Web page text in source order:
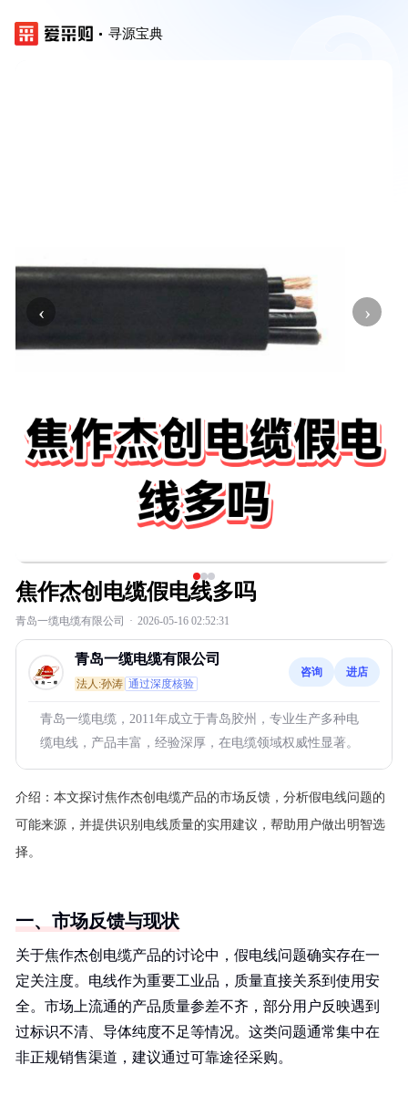
寻源宝典
‹ ›
焦作杰创电缆假电线多吗
青岛一缆电缆有限公司 · 2026-05-16 02:52:31
青岛一缆电缆有限公司
法人:孙涛 通过深度核验
咨询 进店
青岛一缆电缆，2011年成立于青岛胶州，专业生产多种电
缆电线，产品丰富，经验深厚，在电缆领域权威性显著。
介绍： 本文探讨焦作杰创电缆产品的市场反馈，分析假电线问题的
可能来源，并提供识别电线质量的实用建议，帮助用户做出明智选
择。
一、市场反馈与现状
关于焦作杰创电缆产品的讨论中，假电线问题确实存在一
定关注度。电线作为重要工业品，质量直接关系到使用安
全。市场上流通的产品质量参差不齐，部分用户反映遇到
过标识不清、导体纯度不足等情况。这类问题通常集中在
非正规销售渠道，建议通过可靠途径采购。